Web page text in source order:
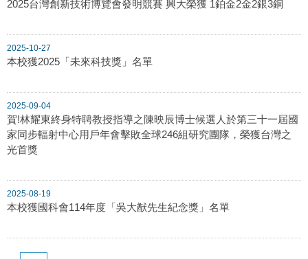
2025台灣創新技術博覽會發明競賽 興大榮獲 1鉑金2金2銀3銅
2025-10-27
本校獲2025「未來科技獎」名單
2025-09-04
賀!林耀東終身特聘教授指導之陳映辰博士候選人於第三十一屆國
家同步輻射中心用戶年會擊敗全球246組研究團隊，榮獲台灣之
光首獎
2025-08-19
本校獲國科會114年度「吳大猷先生紀念獎」名單